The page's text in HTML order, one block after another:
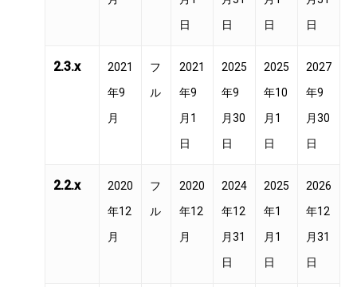
日
日
日
日
2.3.x
2021
年9
月
フ
ル
2021
年9
月1
日
2025
年9
月30
日
2025
年10
月1
日
2027
年9
月30
日
2.2.x
2020
年12
月
フ
ル
2020
年12
月
2024
年12
月31
日
2025
年1
月1
日
2026
年12
月31
日